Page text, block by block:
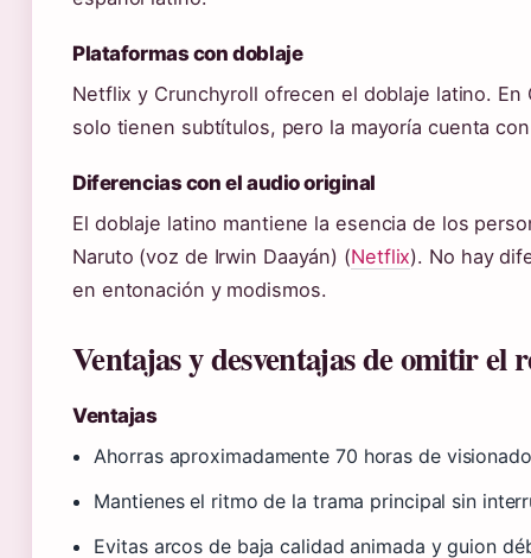
Plataformas con doblaje
Netflix y Crunchyroll ofrecen el doblaje latino.
solo tienen subtítulos, pero la mayoría cuenta
Diferencias con el audio original
El doblaje latino mantiene la esencia de los
Naruto (voz de Irwin Daayán) (Netflix). No hay
en entonación y modismos.
Ventajas y desventajas de omitir el
Ventajas
Ahorras aproximadamente 70 horas de
Mantienes el ritmo de la trama principal sin
Evitas arcos de baja calidad animada y guion